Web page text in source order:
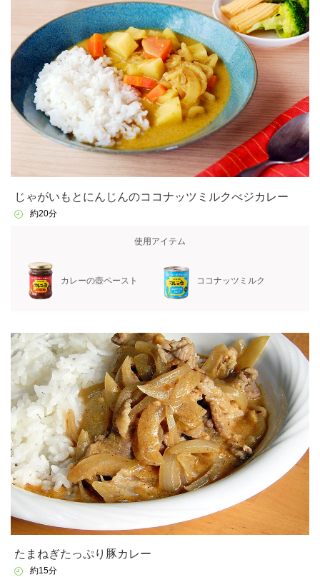
じゃがいもとにんじんのココナッツミルクべジカレー
約20分
使用アイテム
カレーの壺ペースト ココナッツミルク
たまねぎたっぷり豚カレー
約15分